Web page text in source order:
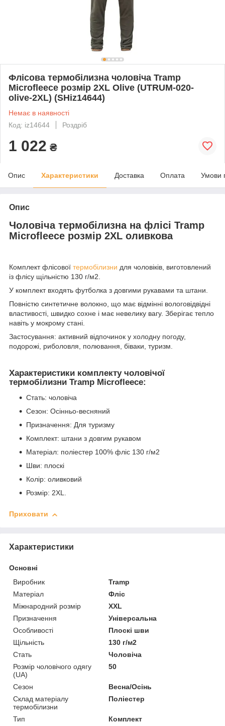
Флісова термобілизна чоловіча Tramp
Microfleece розмір 2XL Olive (UTRUM-020-
olive-2XL) (SHiz14644)
Немає в наявності
Код: iz14644
Роздріб
1 022 ₴
Опис Характеристики Доставка Оплата Умови
Опис
Чоловіча термобілизна на флісі Tramp
Microfleece розмір 2XL оливкова
Комплект флісової термобілизни для чоловіків, виготовлений
із флісу щільністю 130 г/м2.
У комплект входять футболка з довгими рукавами та штани.
Повністю синтетичне волокно, що має відмінні вологовідвідні
властивості, швидко сохне і має невелику вагу. Зберігає тепло
навіть у мокрому стані.
Застосування: активний відпочинок у холодну погоду,
подорожі, риболовля, полювання, біваки, туризм.
Характеристики комплекту чоловічої
термобілизни Tramp Microfleece:
Стать: чоловіча
Сезон: Осінньо-весняний
Призначення: Для туризму
Комплект: штани з довгим рукавом
Матеріал: поліестер 100% фліс 130 г/м2
Шви: плоскі
Колір: оливковий
Розмір: 2XL.
Приховати
Характеристики
Основні
Виробник
Tramp
Матеріал
Фліс
Міжнародний розмір
XXL
Призначення
Універсальна
Особливості
Плоскі шви
Щільність
130 г/м2
Стать
Чоловіча
Розмір чоловічого одягу
(UA)
50
Сезон
Весна/Осінь
Склад матеріалу
термобілизни
Поліестер
Тип
Комплект